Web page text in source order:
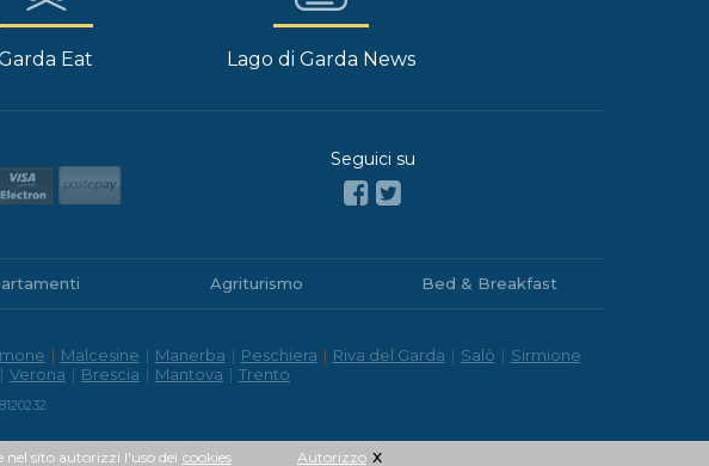
Eat Lago di Garda News
Seguici su
Agriturismo Bed & Breakfast
| Malcesine | Manerba | Peschiera | Riva del Garda | Salò | Sirmione
| Verona | Brescia | Mantova | Trento
sito autorizzi l'uso dei cookies Autorizzo x